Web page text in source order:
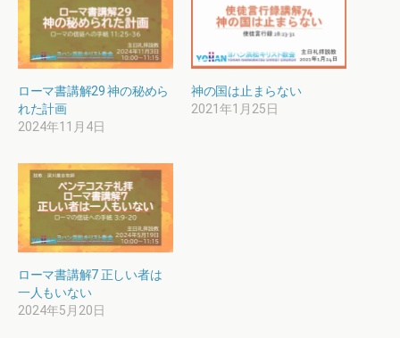
ローマ書講解29 神の秘めら
れた計画
2024年11月4日
神の国は止まらない
2021年1月25日
ローマ書講解7 正しい者は
一人もいない
2024年5月20日